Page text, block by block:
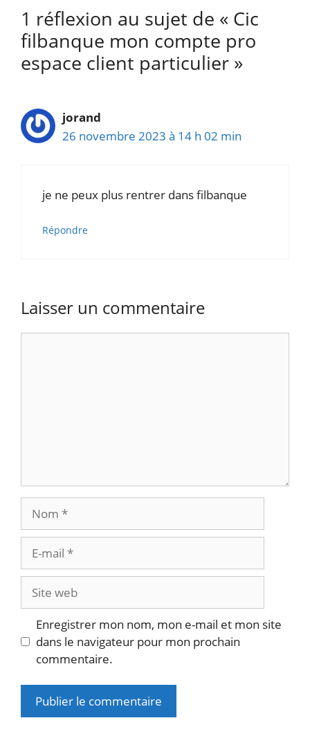
1 réflexion au sujet de « Cic
filbanque mon compte pro
espace client particulier »
jorand
26 novembre 2023 à 14 h 02 min
je ne peux plus rentrer dans filbanque
Répondre
Laisser un commentaire
mail
Site
web
Enregistrer mon nom, mon e-mail et mon site
dans le navigateur pour mon prochain
commentaire.